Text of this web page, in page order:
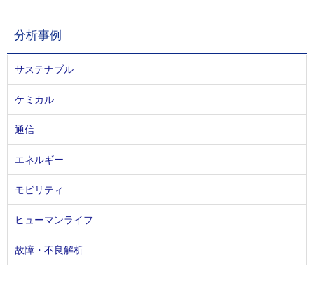
分析事例
サステナブル
ケミカル
通信
エネルギー
モビリティ
ヒューマンライフ
故障・不良解析